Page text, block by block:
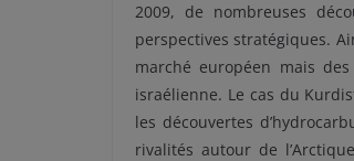
2009, de nombreuses
perspectives stratégiques.
marché européen mais
israélienne. Le cas du
les découvertes
rivalités autour de